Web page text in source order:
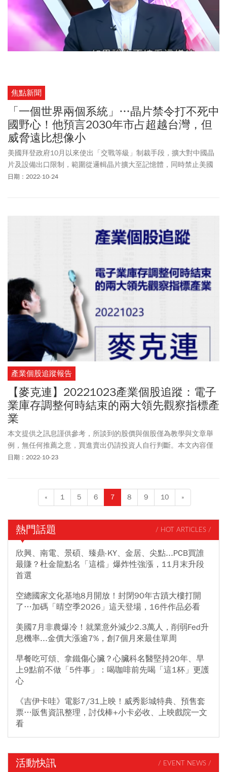
焦點新聞
「一個世界兩個系統」…晶片禁令打不死中
國野心！他預言2030年市占超越台灣，但
威脅遠比想像小
美國拜登政府10月以來使出「交戰等級」制裁手段，擴大對中國晶
片及設備出口限制，範圍從邏輯晶片擴大至記憶體，同時禁止美國
人在中國半導體公司工作，透過徹底斬斷對中國的關鍵技術供應，
另闢戰場，恐衝擊台灣半導體產業？郭智輝則估中國27奈米以下的
市占率將於2030年超越台灣，不過台灣是發展先進製程，這種做法
日期：2022-10-24
產業個股追蹤報告
【麥克連】20221023產業個股追蹤：電子
業庫存調整何時結束的兩大領先觀察指標產
業
本文提供之訊息謹供參考，所談到的股價與個股僅為教學與文章舉
例，無任何推薦之意，買進賣出仍請投資人自行判斷。本文內容僅
供訂閱戶本人使用，非經授權嚴禁任何翻印、轉載，或以任何型態
日期：2022-10-23
« 1 5 6 7 8 9 10 »
熱門話題 / HOT ARTICLES /
欣興、南電、景碩、臻鼎-KY、金居、尖點...PCB買誰
最賺？杜金龍點名「這檔」爆炸性強漲，11月末升段
首選
空總國家文化基地8月開放！封閉90年古蹟大樓打開
了…加碼「晴空季2026」這天登場，16件作品必看
美國7月非農爆冷！就業意外減少2.3萬人，削弱Fed升
息機率...金價大漲逾7%，創7個月來最佳單周
早餐吃可頌、拿鐵傷心臟？心臟科名醫堅持20年、早
上9點前不做「5件事」：喝咖啡前先喝「這1杯」更護
心
《吉伊卡哇》電影7/31上映！威秀影城特典、預售套
票…販售資訊整理，討伐棒+小卡必收、上映戲院一文
看
活動快訊 / EVENT NEWS /